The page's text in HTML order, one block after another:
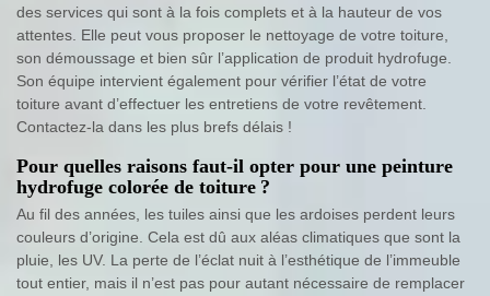
des services qui sont à la fois complets et à la hauteur de vos
attentes. Elle peut vous proposer le nettoyage de votre toiture,
son démoussage et bien sûr l’application de produit hydrofuge.
Son équipe intervient également pour vérifier l’état de votre
toiture avant d’effectuer les entretiens de votre revêtement.
Contactez-la dans les plus brefs délais !
Pour quelles raisons faut-il opter pour une peinture
hydrofuge colorée de toiture ?
Au fil des années, les tuiles ainsi que les ardoises perdent leurs
couleurs d’origine. Cela est dû aux aléas climatiques que sont la
pluie, les UV. La perte de l’éclat nuit à l’esthétique de l’immeuble
tout entier, mais il n’est pas pour autant nécessaire de remplacer